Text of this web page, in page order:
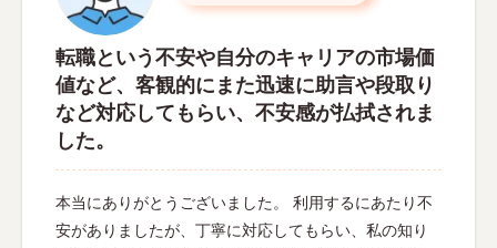
転職という不安や自分のキャリアの市場価
値など、客観的にまた迅速に助言や段取り
など対応してもらい、不安感が払拭されま
した。
本当にありがとうございました。 利用するにあたり不
安がありましたが、丁寧に対応してもらい、私の知り